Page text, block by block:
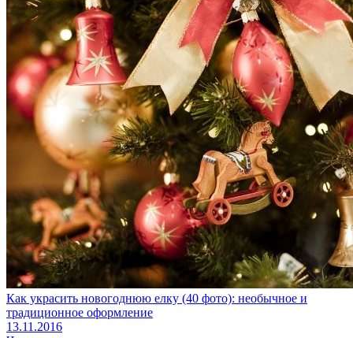
Как украсить новогоднюю елку (40 фото): необычное и
традиционное оформление
13.11.2016